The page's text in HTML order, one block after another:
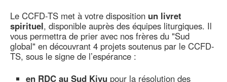
Le CCFD-TS met à votre disposition un livret
spirituel, disponible auprès des équipes liturgiques. Il
vous permettra de prier avec nos frères du "Sud
global" en découvrant 4 projets soutenus par le CCFD-
TS, sous le signe de l’espérance :
en RDC au Sud Kivu pour la résolution des